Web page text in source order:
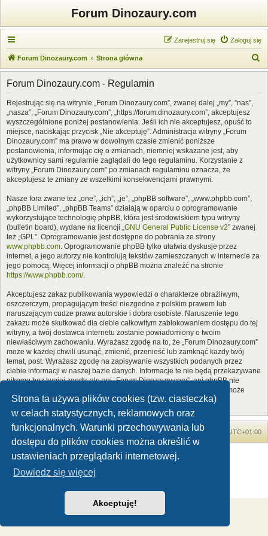
Strona ta używa plików cookies (tzw. ciasteczka)
w celach statystycznych, reklamowych oraz
funkcjonalnych. Warunki przechowywania lub
dostępu do plików cookies można określić w
ustawieniach przeglądarki internetowej.
Dowiedz się więcej
Akceptuję!
Forum Dinozaury.com
Zaloguj się
Zarejestruj się
Forum Dinozaury.com Strona główna
z
Forum Dinozaury.com - Regulamin
Rejestrując się na witrynie „Forum Dinozaury.com”, zwanej dalej „my”, ”nas”,
„nasza”, „Forum Dinozaury.com”, „https://forum.dinozaury.com”, akceptujesz
wyszczególnione poniżej postanowienia. Jeśli ich nie akceptujesz, opuść to
miejsce, naciskając przycisk „Nie akceptuję”. Administracja witryny „Forum
Dinozaury.com” ma prawo w dowolnym czasie zmienić poniższe
postanowienia, informując cię o zmianach, niemniej wskazane jest, aby
użytkownicy sami regularnie zaglądali do tego regulaminu. Korzystanie z
witryny „Forum Dinozaury.com” po zmianach regulaminu oznacza, że
akceptujesz te zmiany ze wszelkimi konsekwencjami prawnymi.
Nasze fora zwane też „one”, „ich”, „je”, „phpBB software”, „www.phpbb.com”,
„phpBB Limited”, „phpBB Teams” działają w oparciu o oprogramowanie
wykorzystujące technologię phpBB, która jest środowiskiem typu witryny
(bulletin board), wydane na licencji „GNU General Public License v2” zwanej
też „GPL”. Oprogramowanie jest dostępne do pobrania ze strony
www.phpbb.com. Oprogramowanie phpBB tylko ułatwia dyskusje przez
internet, a jego autorzy nie kontrolują tekstów zamieszczanych w internecie za
jego pomocą. Więcej informacji o phpBB można znaleźć na stronie
https://www.phpbb.com/.
Akceptujesz zakaz publikowania wypowiedzi o charakterze obraźliwym,
oszczerczym, propagującym treści niezgodne z polskim prawem lub
naruszającym cudze prawa autorskie i dobra osobiste. Naruszenie tego
zakazu może skutkować dla ciebie całkowitym zablokowaniem dostępu do tej
witryny, a twój dostawca internetu zostanie powiadomiony o twoim
niewłaściwym zachowaniu. Wyrażasz zgodę na to, że „Forum Dinozaury.com”
może w każdej chwili usunąć, zmienić, przenieść lub zamknąć każdy twój
temat, post. Wyrażasz zgodę na zapisywanie wszystkich podanych przez
ciebie informacji w naszej bazie danych. Informacje te nie będą przekazywane
nikomu bez twojej zgody, ale ani „Forum Dinozaury.com”, ani phpBB nie
ponosi odpowiedzialności za włamania do witryny, podczas których może
dojść do kradzieży danych.
Forum Dinozaury.com Strona główna Strefa czasowa UTC+01:00
Dinozaury.com© 2006-2020
Polski pakiet językowy dostarcza